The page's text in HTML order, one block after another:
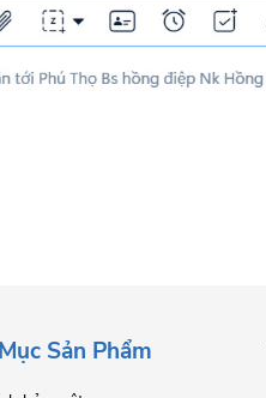
Sản Phẩm